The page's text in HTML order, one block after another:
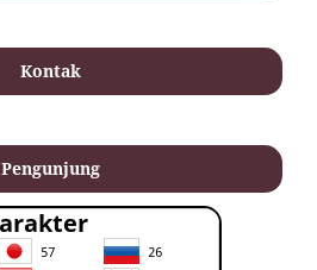
Kontak
Pengunjung